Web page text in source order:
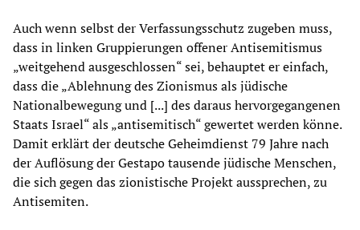
Auch wenn selbst der Verfassungsschutz zugeben muss,
dass in linken Gruppierungen offener Antisemitismus
„weitgehend ausgeschlossen“ sei, behauptet er einfach,
dass die „Ablehnung des Zionismus als jüdische
Nationalbewegung und [...] des daraus hervorgegangenen
Staats Israel“ als „antisemitisch“ gewertet werden könne.
Damit erklärt der deutsche Geheimdienst 79 Jahre nach
der Auflösung der Gestapo tausende jüdische Menschen,
die sich gegen das zionistische Projekt aussprechen, zu
Antisemiten.